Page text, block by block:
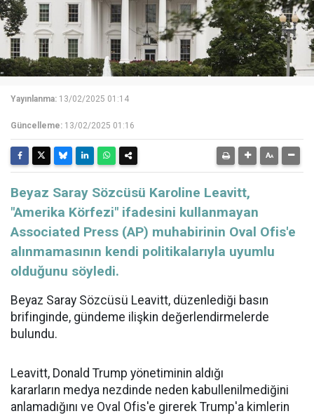
Yayınlanma: 13/02/2025 01:14
Güncelleme: 13/02/2025 01:16
Beyaz Saray Sözcüsü Karoline Leavitt,
"Amerika Körfezi" ifadesini kullanmayan
Associated Press (AP) muhabirinin Oval Ofis'e
alınmamasının kendi politikalarıyla uyumlu
olduğunu söyledi.
Beyaz Saray Sözcüsü Leavitt, düzenlediği basın
brifinginde, gündeme ilişkin değerlendirmelerde
bulundu.
Leavitt, Donald Trump yönetiminin aldığı
kararların medya nezdinde neden kabullenilmediğini
anlamadığını ve Oval Ofis'e girerek Trump'a kimlerin